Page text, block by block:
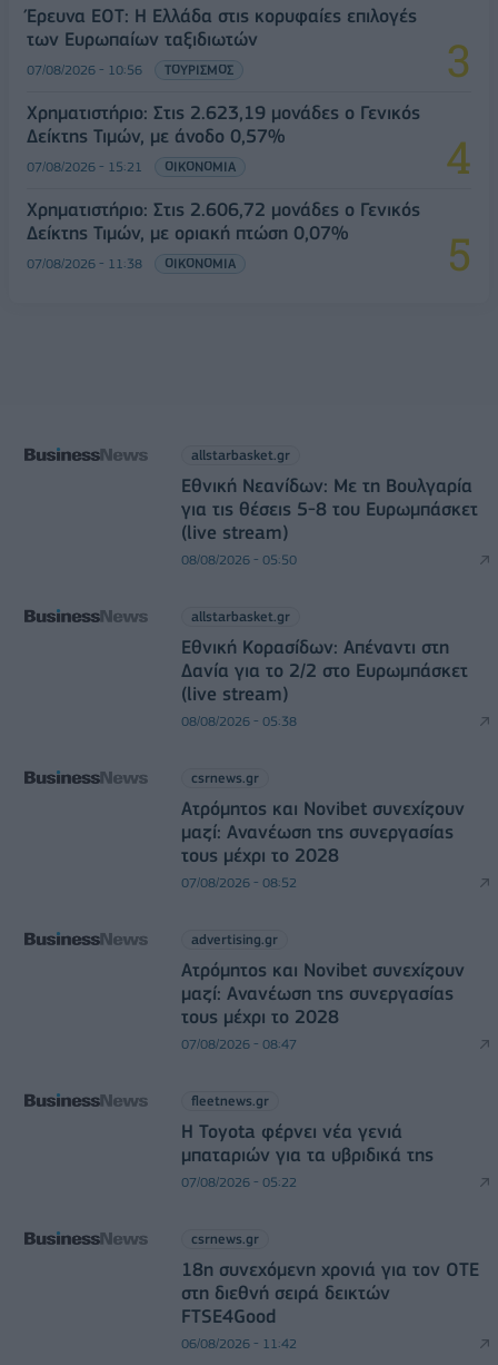
Έρευνα ΕΟΤ: Η Ελλάδα στις κορυφαίες επιλογές
των Ευρωπαίων ταξιδιωτών
07/08/2026 - 10:56 ΤΟΥΡΙΣΜΟΣ
Χρηματιστήριο: Στις 2.623,19 μονάδες ο Γενικός
Δείκτης Τιμών, με άνοδο 0,57%
07/08/2026 - 15:21 ΟΙΚΟΝΟΜΙΑ
Χρηματιστήριο: Στις 2.606,72 μονάδες ο Γενικός
Δείκτης Τιμών, με οριακή πτώση 0,07%
07/08/2026 - 11:38 ΟΙΚΟΝΟΜΙΑ
allstarbasket.gr
Εθνική Νεανίδων: Με τη Βουλγαρία
για τις θέσεις 5-8 του Ευρωμπάσκετ
(live stream)
08/08/2026 - 05:50
allstarbasket.gr
Εθνική Κορασίδων: Απέναντι στη
Δανία για το 2/2 στο Ευρωμπάσκετ
(live stream)
08/08/2026 - 05:38
csrnews.gr
Ατρόμητος και Novibet συνεχίζουν
μαζί: Ανανέωση της συνεργασίας
τους μέχρι το 2028
07/08/2026 - 08:52
advertising.gr
Ατρόμητος και Novibet συνεχίζουν
μαζί: Ανανέωση της συνεργασίας
τους μέχρι το 2028
07/08/2026 - 08:47
fleetnews.gr
Η Toyota φέρνει νέα γενιά
μπαταριών για τα υβριδικά της
07/08/2026 - 05:22
csrnews.gr
18η συνεχόμενη χρονιά για τον ΟΤΕ
στη διεθνή σειρά δεικτών
FTSE4Good
06/08/2026 - 11:42